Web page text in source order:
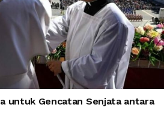
untuk Gencatan Senjata antara